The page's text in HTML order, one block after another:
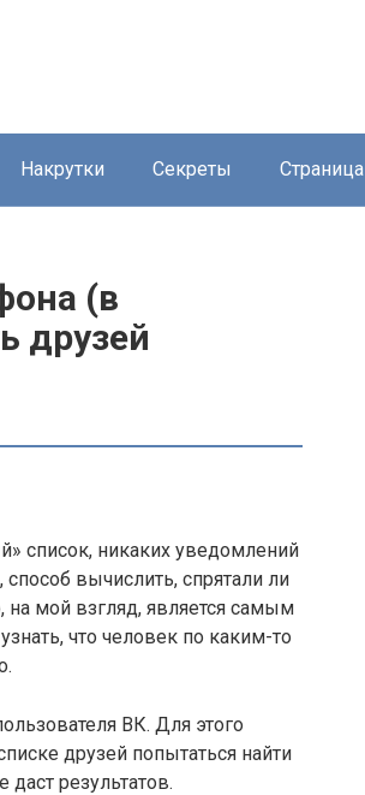
Накрутки Секреты Страница
(в
друзей
список, никаких уведомлений
вычислить, спрятали ли
на мой взгляд, является самым
что человек по каким-то
ВК. Для этого
друзей попытаться найти
результатов.